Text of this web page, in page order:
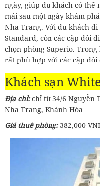
ngày, giúp du khách có thể
mái sau một ngày khám
Nha Trang. Với du khách
Standard, còn các cặp đôi
chọn phòng Superio. Trong
rất phù hợp với các cặp
Khách sạn
Địa chỉ:chỉ từ 34/6 Nguyễn
Nha Trang, Khánh Hòa
Giá thuê phòng:382,000